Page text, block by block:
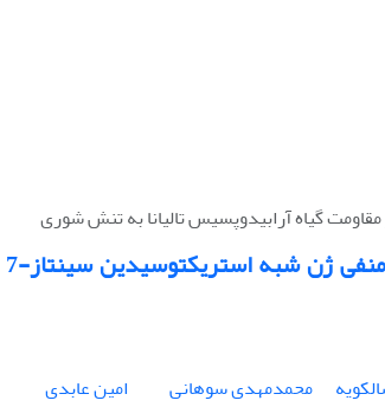
محمدمهدی سوهانی
امین عابدی